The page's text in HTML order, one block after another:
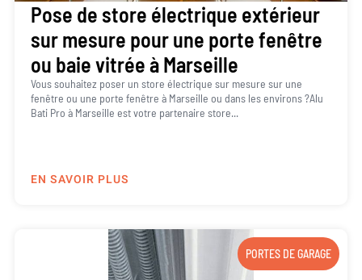
Pose de store électrique extérieur
sur mesure pour une porte fenêtre
ou baie vitrée à Marseille
Vous souhaitez poser un store électrique sur mesure sur une
fenêtre ou une porte fenêtre à Marseille ou dans les environs ?Alu
Bati Pro à Marseille est votre partenaire store...
EN SAVOIR PLUS
PORTES DE GARAGE